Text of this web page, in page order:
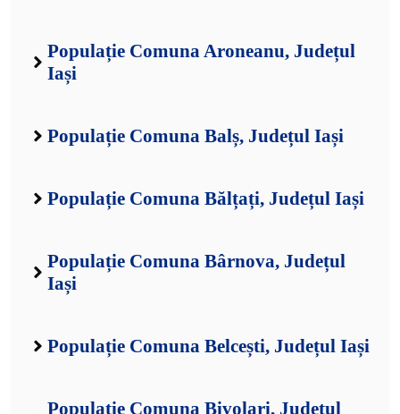
Populație Comuna Aroneanu, Județul
Iași
Populație Comuna Balș, Județul Iași
Populație Comuna Bălțați, Județul Iași
Populație Comuna Bârnova, Județul
Iași
Populație Comuna Belcești, Județul Iași
Populație Comuna Bivolari, Județul